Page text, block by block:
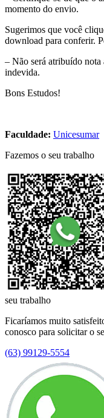
momento do envio.
Sugerimos que você
download para conferir.
– Não será atribuído nota
indevida.
Bons Estudos!
Faculdade: Unicesumar
Fazemos o seu trabalho
seu trabalho
Ficaríamos muito
conosco para solicitar o
(63) 99129-5554